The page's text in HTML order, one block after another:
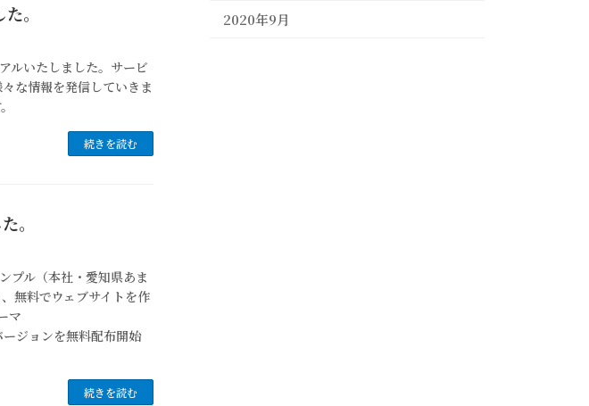
。
ルいたしました。サービ
な情報を発信していきま
続きを読む
。
プル（本社・愛知県あま
無料でウェブサイトを作
マ
ジョンを無料配布開始
続きを読む
2020年9月